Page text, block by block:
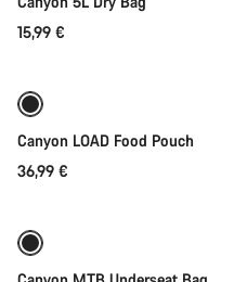
15,99 €
Canyon LOAD Food Pouch
36,99 €